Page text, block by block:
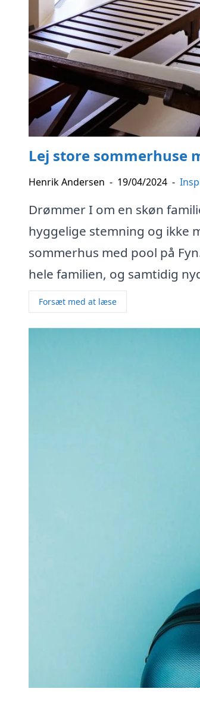
Lej store sommerhuse
Henrik Andersen - 19/04/2024 -
Drømmer I om en skøn
hyggelige stemning og ikke
sommerhus med pool på
hele familien, og samtidig
Forsæt med at læse